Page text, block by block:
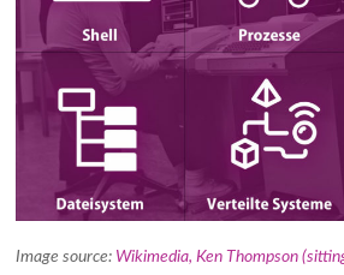
Image source: Wikimedia, Ken Thompson